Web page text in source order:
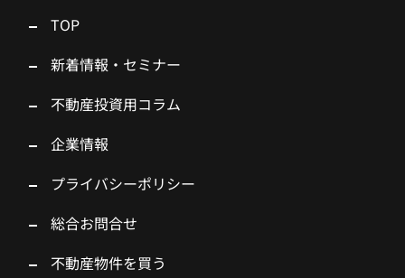
TOP
新着情報・セミナー
不動産投資用コラム
企業情報
プライバシーポリシー
総合お問合せ
不動産物件を買う